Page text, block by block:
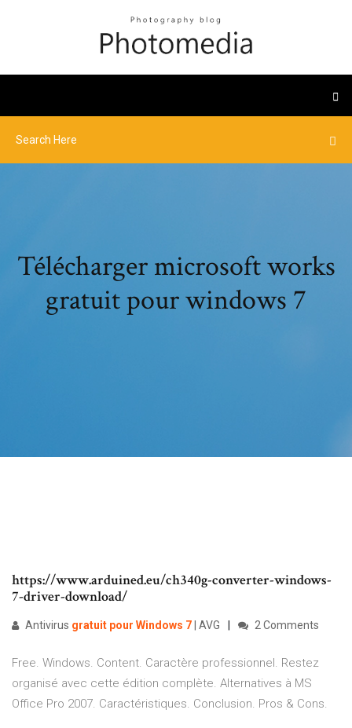
Télécharger microsoft works
gratuit pour windows 7
https://www.arduined.eu/ch340g-converter-windows-
7-driver-download/
Antivirus gratuit pour Windows 7 | AVG 2 Comments
Free. Windows. Content. Caractère professionnel. Restez
organisé avec cette édition complète. Alternatives à MS
Office Pro 2007. Caractéristiques. Conclusion. Pros & Cons.